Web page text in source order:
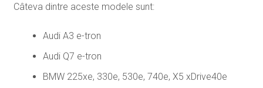
Câteva dintre aceste modele sunt:
Audi A3 e-tron
Audi Q7 e-tron
BMW 225xe, 330e, 530e, 740e, X5 xDrive40e